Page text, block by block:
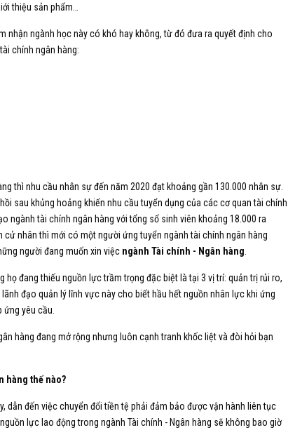
thiệu sản phẩm…
nhận ngành học này có khó hay không, từ đó đưa ra quyết định cho
chính ngân hàng:
thì nhu cầu nhân sự đến năm 2020 đạt khoảng gần 130.000 nhân sự.
sau khủng hoảng khiến nhu cầu tuyển dụng của các cơ quan tài chính
ngành tài chính ngân hàng với tổng số sinh viên khoảng 18.000 ra
nhân thì mới có một người ứng tuyển ngành tài chính ngân hàng
người đang muốn xin việc ngành Tài chính - Ngân hàng
đang thiếu nguồn lực trầm trọng đặc biệt là tại 3 vị trí: quản trị rủi ro,
đạo quản lý lĩnh vực này cho biết hầu hết nguồn nhân lực khi ứng
yêu cầu.
hàng đang mở rộng nhưng luôn cạnh tranh khốc liệt và đòi hỏi bạn
hàng thế nào?
dẫn đến việc chuyển đổi tiền tệ phải đảm bảo được vận hành liên tục
lực lao động trong ngành Tài chính - Ngân hàng sẽ không bao giờ